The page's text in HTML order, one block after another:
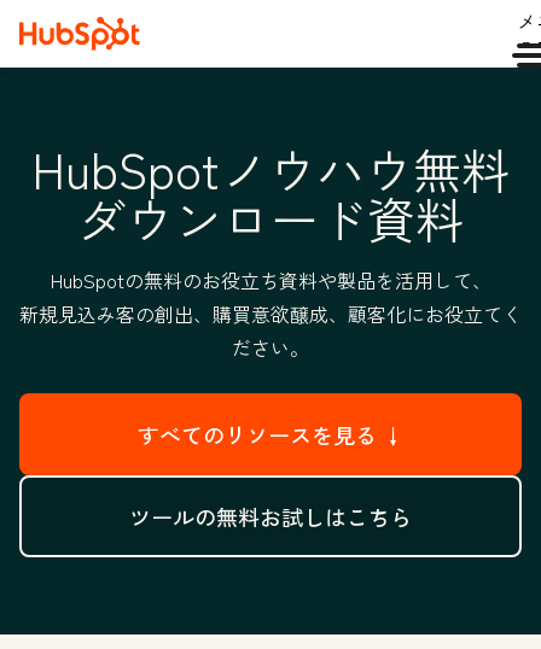
HubSpotノウハウ無料
ダウンロード資料
HubSpotの無料のお役立ち資料や製品を活用して、
新規見込み客の創出、購買意欲醸成、顧客化にお役立てく
ださい。
すべてのリソースを見る ↓
ツールの無料お試しはこちら